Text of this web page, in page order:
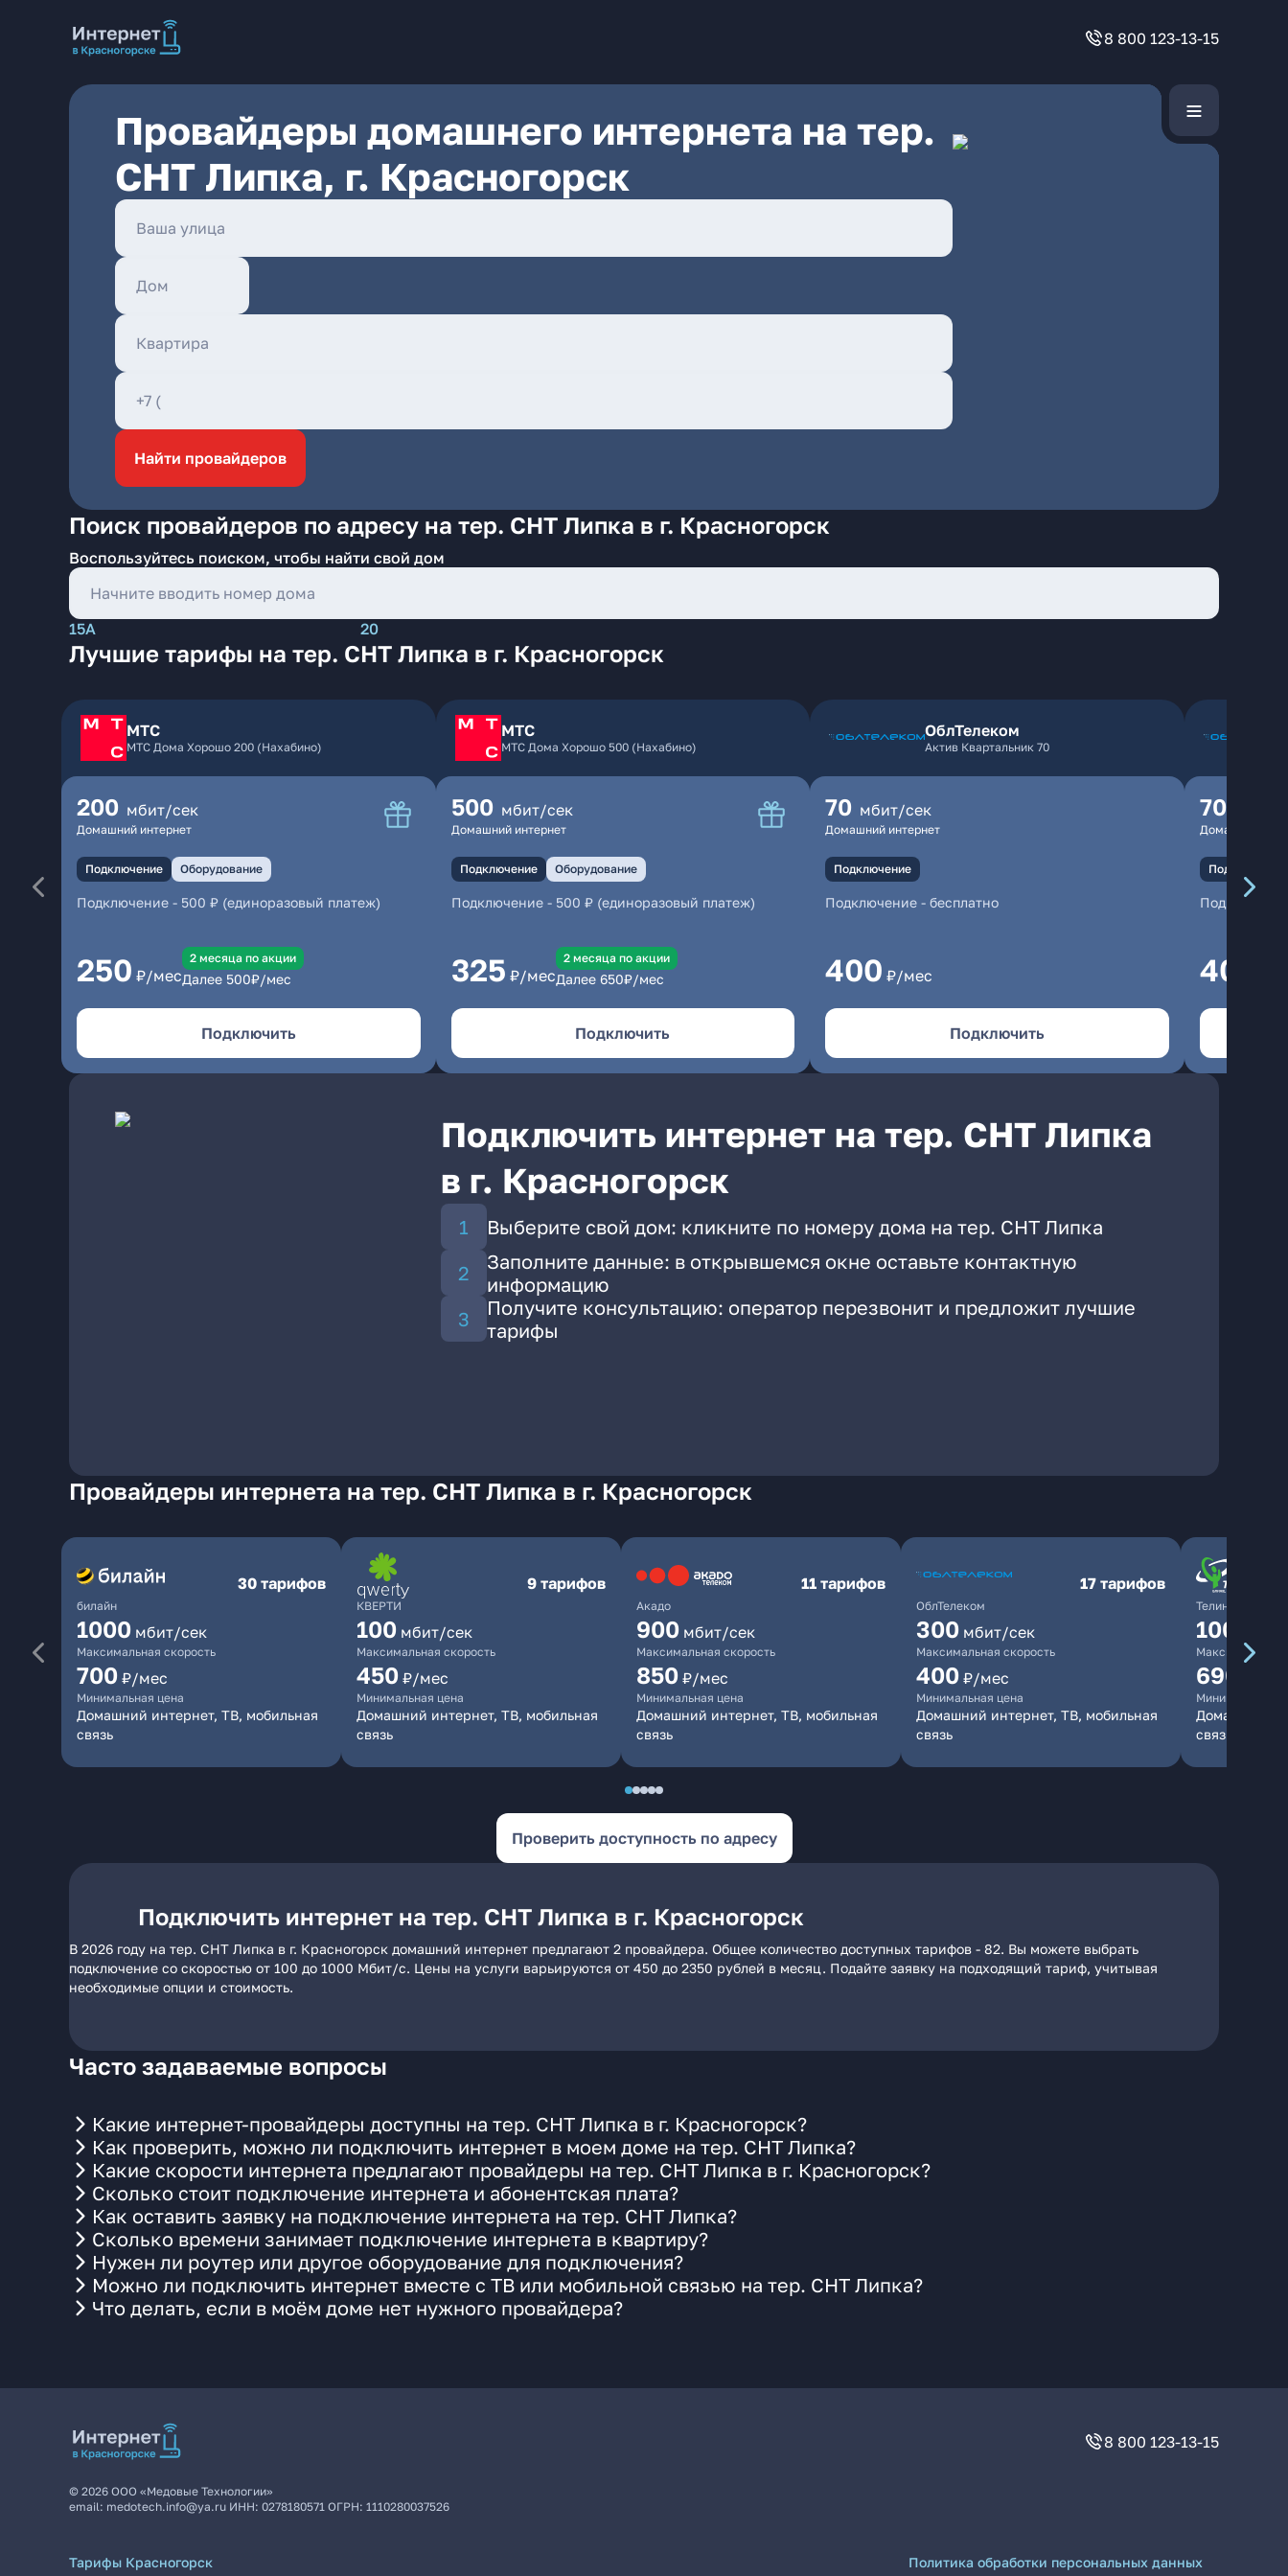
8 800 123-13-15
Провайдеры домашнего интернета на тер.
СНТ Липка, г. Красногорск
Найти провайдеров
Поиск провайдеров по адресу на тер. СНТ Липка в г. Красногорск
Воспользуйтесь поиском, чтобы найти свой дом
15А 20
Лучшие тарифы на тер. СНТ Липка в г. Красногорск
МТС
МТС Дома Хорошо 200 (Нахабино)
200 мбит/сек
Домашний интернет
Подключение Оборудование
Подключение - 500 ₽ (единоразовый платеж)
250 ₽/мес
2 месяцa по акции
Далее 500₽/мес
Подключить
МТС
МТС Дома Хорошо 500 (Нахабино)
500 мбит/сек
Домашний интернет
Подключение Оборудование
Подключение- 500 ₽ (единоразовый платеж)
325 ₽/мес
2 месяцa по акции
Далее 650₽/мес
Подключить
ОблТелеком
Актив Квартальник 70
70 мбит/сек
Домашний интернет
Подключение
Подключение - бесплатно
400 ₽/мес
Подключить
70
Домашний
Подключение
400
Подключить интернет на тер. СНТ Липка
в г. Красногорск
Выберите свой дом: кликните по номеру дома на тер. СНТ Липка
Заполните данные: в открывшемся окне оставьте контактную
информацию
Получите консультацию: оператор перезвонит и предложит лучшие
тарифы
Провайдеры интернета на тер. СНТ Липка в г. Красногорск
билайн
30 тарифов
1000 мбит/сек
Максимальная скорость
700 ₽/мес
Минимальная цена
Домашний интернет, ТВ, мобильная
связь
КВЕРТИ
9 тарифов
100 мбит/сек
Максимальная скорость
450 ₽/мес
Минимальная цена
Домашний интернет, ТВ, мобильная
связь
Акадо
11 тарифов
900 мбит/сек
Максимальная скорость
850 ₽/мес
Минимальная цена
Домашний интернет, ТВ, мобильная
связь
ОблТелеком
17 тарифов
300 мбит/сек
Максимальная скорость
400 ₽/мес
Минимальная цена
Домашний интернет, ТВ, мобильная
связь
ТелинКом
1000
Максимальная
690
Минимальная
Домашний
связь
Проверить доступность по адресу
Подключить интернет на тер. СНТ Липка в г. Красногорск
В 2026 году на тер. СНТ Липка в г. Красногорск домашний интернет предлагают 2 провайдера. Общее количество доступных тарифов - 82. Вы можете выбрать
подключение со скоростью от 100 до 1000 Мбит/с. Цены на услуги варьируются от 450 до 2350 рублей в месяц. Подайте заявку на подходящий тариф, учитывая
необходимые опции и стоимость.
Часто задаваемые вопросы
Какие интернет-провайдеры доступны на тер. СНТ Липка в г. Красногорск?
Как проверить, можно ли подключить интернет в моем доме на тер. СНТ Липка?
Какие скорости интернета предлагают провайдеры на тер. СНТ Липка в г. Красногорск?
Сколько стоит подключение интернета и абонентская плата?
Как оставить заявку на подключение интернета на тер. СНТ Липка?
Сколько времени занимает подключение интернета в квартиру?
Нужен ли роутер или другое оборудование для подключения?
Можно ли подключить интернет вместе с ТВ или мобильной связью на тер. СНТ Липка?
Что делать, если в моём доме нет нужного провайдера?
8 800 123-13-15
© 2026 ООО «Медовые Технологии»
email: medotech.info@ya.ru ИНН: 0278180571 ОГРН: 1110280037526
Тарифы Красногорск
Политика обработки персональных данных